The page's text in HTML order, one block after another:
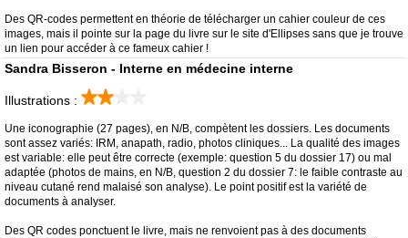
Des QR-codes permettent en théorie de télécharger un cahier couleur de ces
images, mais il pointe sur la page du livre sur le site d'Ellipses sans que je trouve
un lien pour accéder à ce fameux cahier !
Sandra Bisseron - Interne en médecine interne
Illustrations :
Une iconographie (27 pages), en N/B, compètent les dossiers. Les documents
sont assez variés: IRM, anapath, radio, photos cliniques... La qualité des images
est variable: elle peut être correcte (exemple: question 5 du dossier 17) ou mal
adaptée (photos de mains, en N/B, question 2 du dossier 7: le faible contraste au
niveau cutané rend malaisé son analyse). Le point positif est la variété de
documents à analyser.
Des QR codes ponctuent le livre, mais ne renvoient pas à des documents